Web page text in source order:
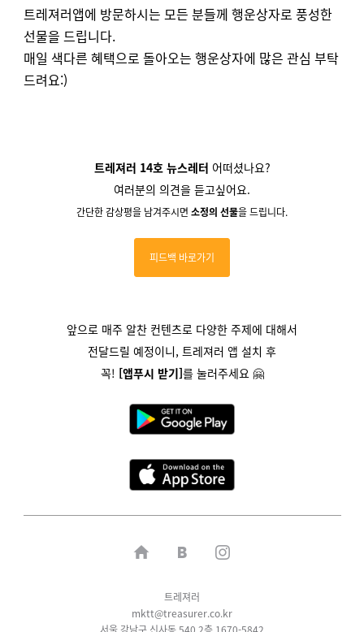
트레져러앱에 방문하시는 모든 분들께 행운상자로 풍성한
선물을 드립니다.
매일 색다른 혜택으로 돌아오는 행운상자에 많은 관심 부탁
드려요:)
트레져러 14호 뉴스레터 어떠셨나요?
여러분의 의견을 듣고싶어요.
간단한 감상평을 남겨주시면 소정의 선물을 드립니다.
피드백 바로가기
앞으로 매주 알찬 컨텐츠로 다양한 주제에 대해서
전달드릴 예정이니, 트레져러 앱 설치 후
꼭! [앱푸시 받기]를눌러주세요 🤗
트레져러
mktt@treasurer.co.kr
서울 강남구 신사동 540 2층 1670-5842